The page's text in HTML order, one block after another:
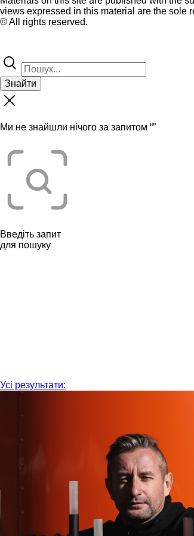
views expressed in this material are the sole
© All rights reserved.
Знайти
Ми не знайшли нічого за запитом “”
Введіть запит
для пошуку
Усі результати: